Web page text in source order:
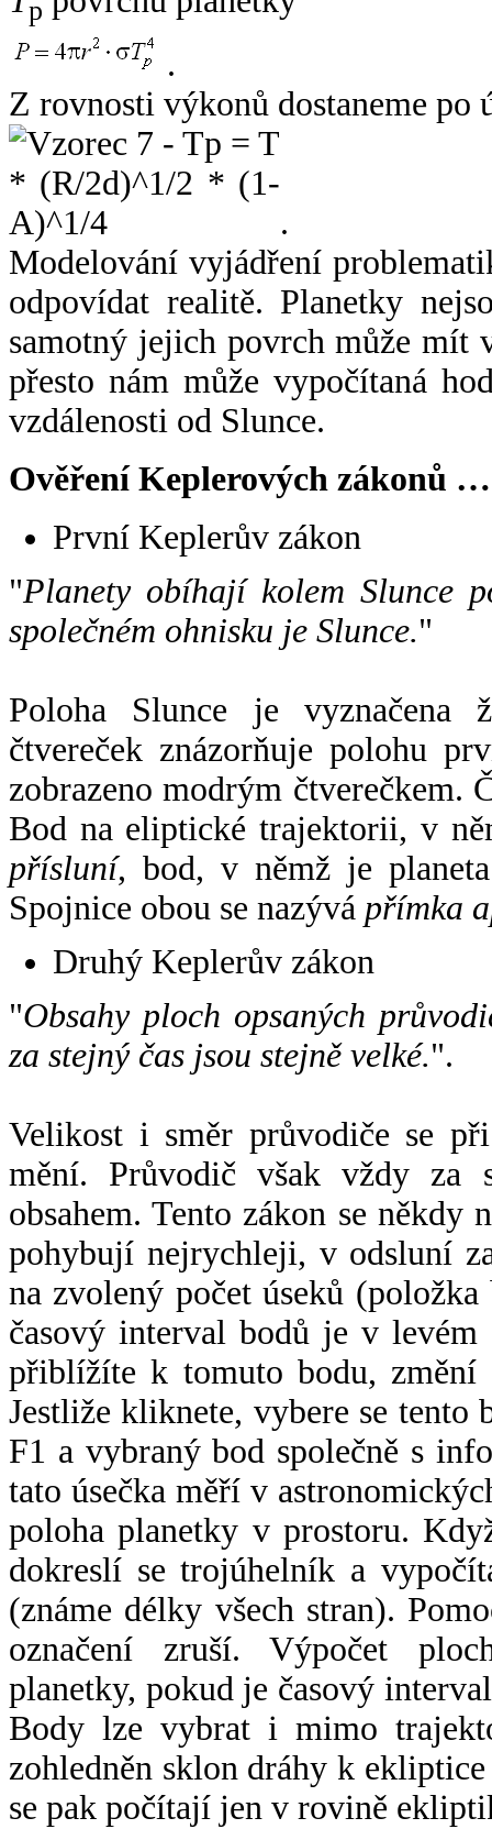
p
.
Z rovnosti výkonů dostaneme po
.
Modelování vyjádření
odpovídat realitě. Planetky
samotný jejich povrch může mít
přesto nám může vypočítaná
vzdálenosti od Slunce.
Ověření Keplerových zákonů …
První Keplerův zákon
"Planety obíhají kolem Slunce
společném ohnisku je Slunce."
Poloha Slunce je vyznačena
čtvereček znázorňuje polohu
zobrazeno modrým čtverečkem.
Bod na eliptické trajektorii, v
přísluní, bod, v němž je
Spojnice obou se nazývá přímka
Druhý Keplerův zákon
"Obsahy ploch opsaných
za stejný čas jsou stejně velké.".
Velikost i směr průvodiče se
mění. Průvodič však vždy za
obsahem. Tento zákon se někdy
pohybují nejrychleji, v odsluní
na zvolený počet úseků
časový interval bodů je v
přiblížíte k tomuto bodu,
Jestliže kliknete, vybere se tento
F1 a vybraný bod společně s
tato úsečka měří v
poloha planetky v prostoru.
dokreslí se trojúhelník a
(známe délky všech stran).
označení zruší. Výpočet
planetky, pokud je časový
Body lze vybrat i mimo
zohledněn sklon dráhy k
se pak počítají jen v rovině